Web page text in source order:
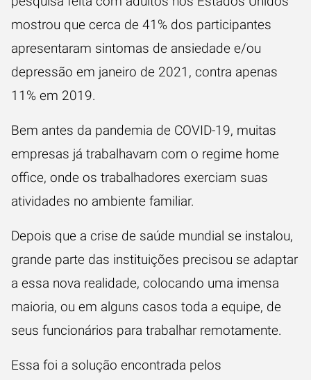
mostrou que cerca de 41% dos participantes
apresentaram sintomas de ansiedade e/ou
depressão em janeiro de 2021, contra apenas
11% em 2019.
Bem antes da pandemia de COVID-19, muitas
empresas já trabalhavam com o regime home
office, onde os trabalhadores exerciam suas
atividades no ambiente familiar.
Depois que a crise de saúde mundial se instalou,
grande parte das instituições precisou se adaptar
a essa nova realidade, colocando uma imensa
maioria, ou em alguns casos toda a equipe, de
seus funcionários para trabalhar remotamente.
Essa foi a solução encontrada pelos